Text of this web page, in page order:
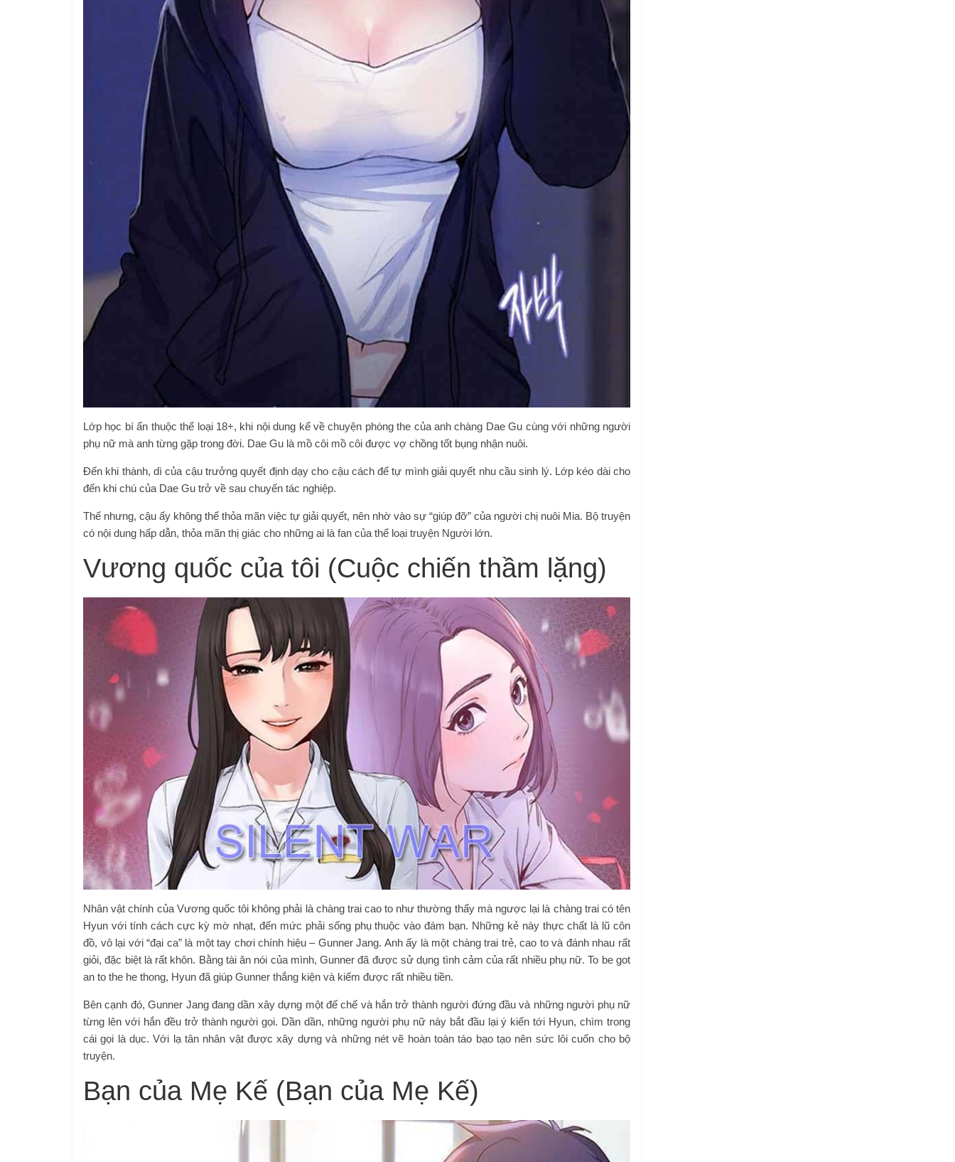
Lớp học bí ẩn thuộc thể loại 18+, khi nội dung kể về chuyện phòng the của anh chàng Dae Gu cùng với những người
phụ nữ mà anh từng gặp trong đời. Dae Gu là mồ côi mồ côi được vợ chồng tốt bụng nhận nuôi.
Đến khi thành, dì của cậu trưởng quyết định dạy cho cậu cách để tự mình giải quyết nhu cầu sinh lý. Lớp kéo dài cho
đến khi chú của Dae Gu trở về sau chuyến tác nghiệp.
Thế nhưng, cậu ấy không thể thỏa mãn việc tự giải quyết, nên nhờ vào sự “giúp đỡ” của người chị nuôi Mia. Bộ truyện
có nội dung hấp dẫn, thỏa mãn thị giác cho những ai là fan của thể loại truyện Người lớn.
Vương quốc của tôi (Cuộc chiến thầm lặng)
Nhân vật chính của Vương quốc tôi không phải là chàng trai cao to như thường thấy mà ngược lại là chàng trai có tên
Hyun với tính cách cực kỳ mờ nhạt, đến mức phải sống phụ thuộc vào đám bạn. Những kẻ này thực chất là lũ côn
đồ, vô lại với “đại ca” là một tay chơi chính hiệu – Gunner Jang. Anh ấy là một chàng trai trẻ, cao to và đánh nhau rất
giỏi, đặc biệt là rất khôn. Bằng tài ăn nói của mình, Gunner đã được sử dụng tình cảm của rất nhiều phụ nữ. To be got
an to the he thong, Hyun đã giúp Gunner thắng kiện và kiếm được rất nhiều tiền.
Bên cạnh đó, Gunner Jang đang dần xây dựng một đế chế và hắn trở thành người đứng đầu và những người phụ nữ
từng lên với hắn đều trở thành người gọi. Dần dần, những người phụ nữ này bắt đầu lại ý kiến ​​tới Hyun, chìm trong
cái gọi là dục. Với lạ tân nhân vật được xây dựng và những nét vẽ hoàn toàn táo bạo tạo nên sức lôi cuốn cho bộ
truyện.
Bạn của Mẹ Kế (Bạn của Mẹ Kế)